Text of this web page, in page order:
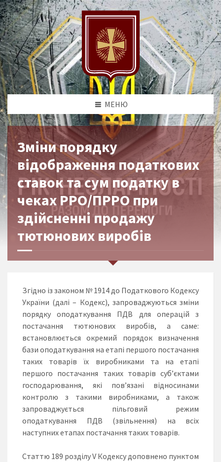
МЕНЮ
Зміни порядку
відображення податкових
ставок та сум податку в
чеках РРО/ПРРО при
здійсненні продажу
тютюнових виробів
Згідно із законом № 1914 до Податкового Кодексу
України (далі – Кодекс), запроваджуються зміни
порядку оподаткування ПДВ для операцій з
постачання тютюнових виробів, а саме:
встановлюється окремий порядок визначення
бази оподаткування на етапі першого постачання
таких товарів їх виробниками та на етапі
першого постачання таких товарів суб’єктами
господарювання, які пов’язані відносинами
контролю з такими виробниками, а також
запроваджується пільговий режим
оподаткування ПДВ (звільнення) на всіх
наступних етапах постачання таких товарів.
Статтю 189 розділу V Кодексу доповнено пунктом